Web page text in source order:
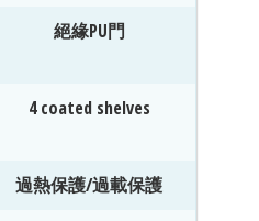
絕緣PU門
4 coated shelves
過熱保護/過載保護